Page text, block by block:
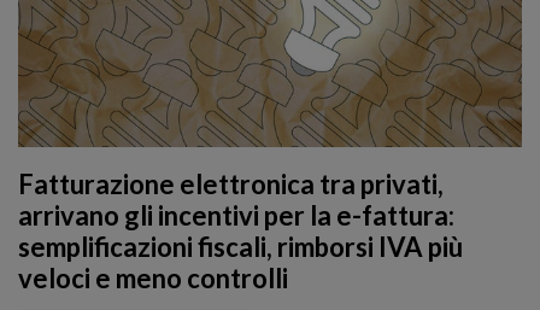
Fatturazione elettronica tra privati,
arrivano gli incentivi per la e-fattura:
semplificazioni fiscali, rimborsi IVA più
veloci e meno controlli